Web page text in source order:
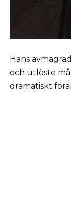
Hans
och utlöste
dramatiskt